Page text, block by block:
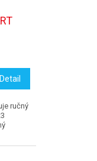
Detail
ručný